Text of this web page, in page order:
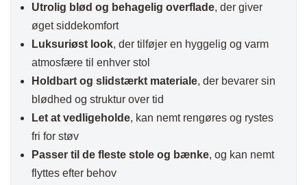
Utrolig blød og behagelig overflade, der giver
øget siddekomfort
Luksuriøst look, der tilføjer en hyggelig og varm
atmosfære til enhver stol
Holdbart og slidstærkt materiale, der bevarer sin
blødhed og struktur over tid
Let at vedligeholde, kan nemt rengøres og rystes
fri for støv
Passer til de fleste stole og bænke, og kan nemt
flyttes efter behov